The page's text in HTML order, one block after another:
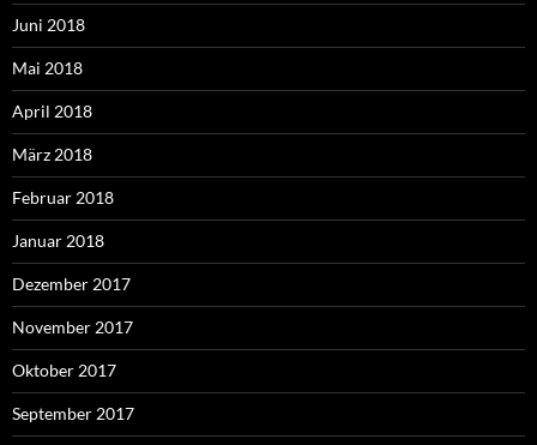
Juni 2018
Mai 2018
April 2018
März 2018
Februar 2018
Januar 2018
Dezember 2017
November 2017
Oktober 2017
September 2017